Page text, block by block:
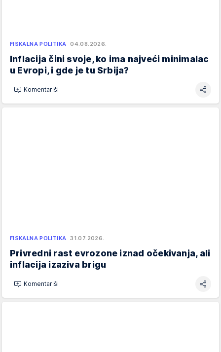
FISKALNA POLITIKA 04.08.2026.
Inflacija čini svoje, ko ima najveći minimalac
u Evropi, i gde je tu Srbija?
Komentariši
FISKALNA POLITIKA 31.07.2026.
Privredni rast evrozone iznad očekivanja, ali
inflacija izaziva brigu
Komentariši